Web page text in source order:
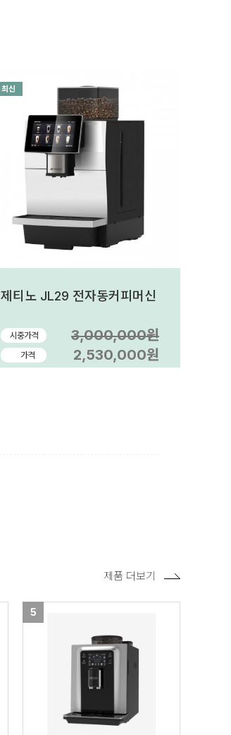
제티노 JL29 전자동커피머신
시중가격 3,000,000원
가격 2,530,000원
최신
5
제품 더보기